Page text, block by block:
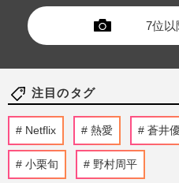
7位以
注目のタグ
Netflix 熱愛 蒼井
小栗旬 野村周平